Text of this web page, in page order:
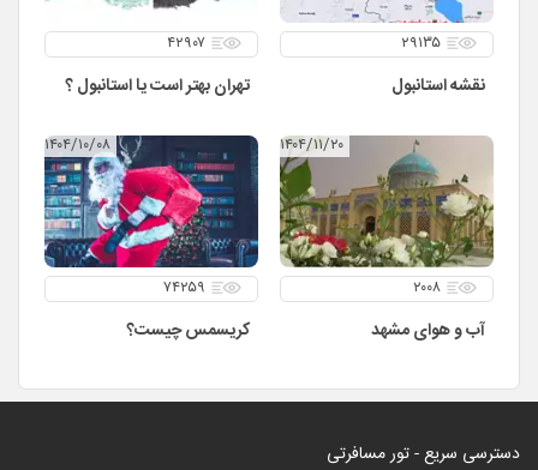
۲۹۱۳۵
نقشه استانبول
۴۲۹۰۷
تهران بهتر است یا استانبول ؟
۱۴۰۴/۱۱/۲۰
۲۰۰۸
آب و هوای مشهد
۱۴۰۴/۱۰/۰۸
۷۴۲۵۹
کریسمس چیست؟
دسترسی سریع - تور مسافرتی